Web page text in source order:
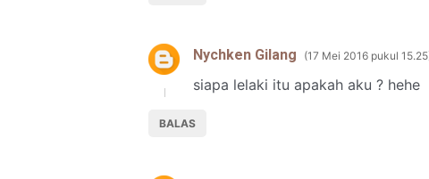
Nychken Gilang 17 Mei 2016 pukul 15.25
siapa lelaki itu apakah aku ? hehe
BALAS